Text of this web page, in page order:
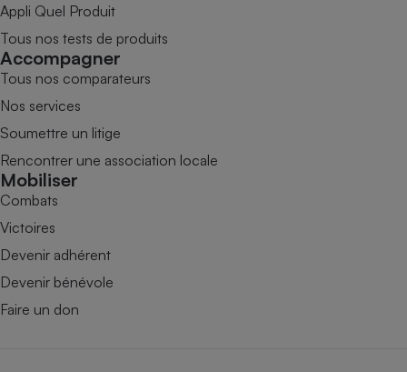
Appli Quel Produit
Tous nos tests de produits
Accompagner
Tous nos comparateurs
Nos services
Soumettre un litige
Rencontrer une association locale
Mobiliser
Combats
Victoires
Devenir adhérent
Devenir bénévole
Faire un don